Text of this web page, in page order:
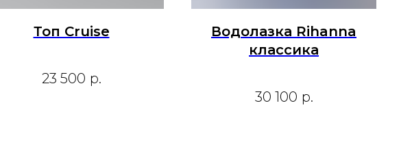
Топ Cruise
23 500 р.
Водолазка Rihanna
классика
30 100 р.